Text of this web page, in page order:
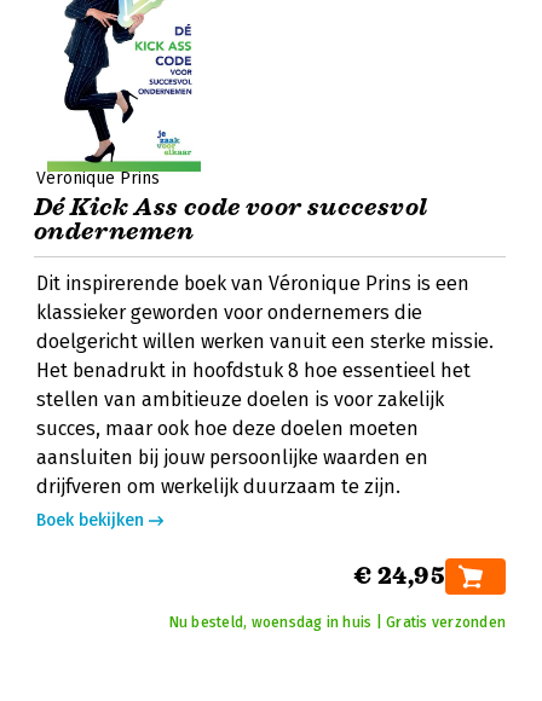
Véronique Prins
Dé Kick Ass code voor succesvol
ondernemen
Dit inspirerende boek van Véronique Prins is een
klassieker geworden voor ondernemers die
doelgericht willen werken vanuit een sterke missie.
Het benadrukt in hoofdstuk 8 hoe essentieel het
stellen van ambitieuze doelen is voor zakelijk
succes, maar ook hoe deze doelen moeten
aansluiten bij jouw persoonlijke waarden en
drijfveren om werkelijk duurzaam te zijn.
Boek bekijken
€ 24,95
Nu besteld, woensdag in huis | Gratis verzonden